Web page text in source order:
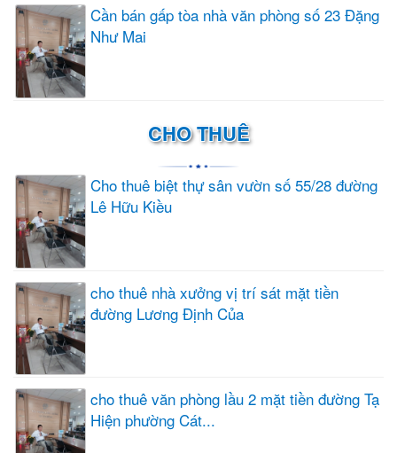
Cần bán gấp tòa nhà văn phòng số 23 Đặng
Như Mai
CHO THUÊ
Cho thuê biệt thự sân vườn số 55/28 đường
Lê Hữu Kiều
cho thuê nhà xưởng vị trí sát mặt tiền
đường Lương Định Của
cho thuê văn phòng lầu 2 mặt tiền đường Tạ
Hiện phường Cát...